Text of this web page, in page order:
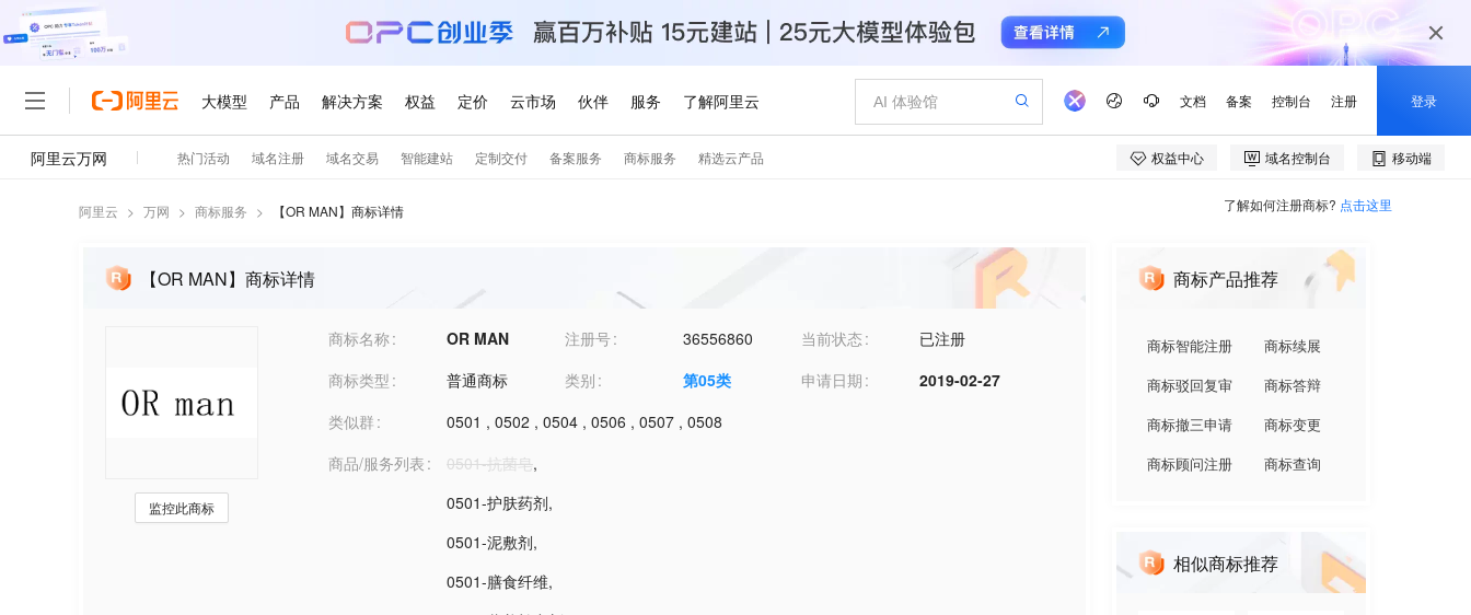
阿里云 > 万网 > 商标服务 > 【OR MAN】商标详情 了解如何注册商标? 点击这里
【OR MAN】商标详情
监控此商标
商标名称 OR MAN 注册号 36556860 当前状态
已注册
商标类型
普通商标 类别 第05类 申请日期
2019-02-27
类似群
0501 , 0502 , 0504 , 0506 , 0507 , 0508
商品/服务列表
0501-抗菌皂,
0501-护肤药剂,
0501-泥敷剂,
0501-膳食纤维,
商标产品推荐
商标智能注册
商标续展
商标驳回复审
商标答辩
商标撤三申请
商标变更
商标顾问注册
商标查询
相似商标推荐